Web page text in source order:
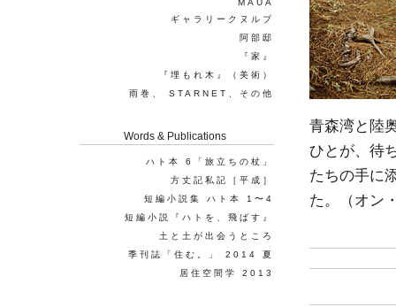
青森湾と陸
ひとが、待
たちの手に
た。（オン
MAUA
ギャラリークヌルプ
阿部邸
『家』
『埋もれ木』（美術）
雨巻、 STARNET、その他
Words & Publications
ハト本 6「旅立ちの杖」
方丈記私記［平成］
短編小説集 ハト本 1〜4
短編小説『ハトを、飛ばす』
土と土が出会うところ
季刊誌「住む。」 2014 夏
居住空間学 2013